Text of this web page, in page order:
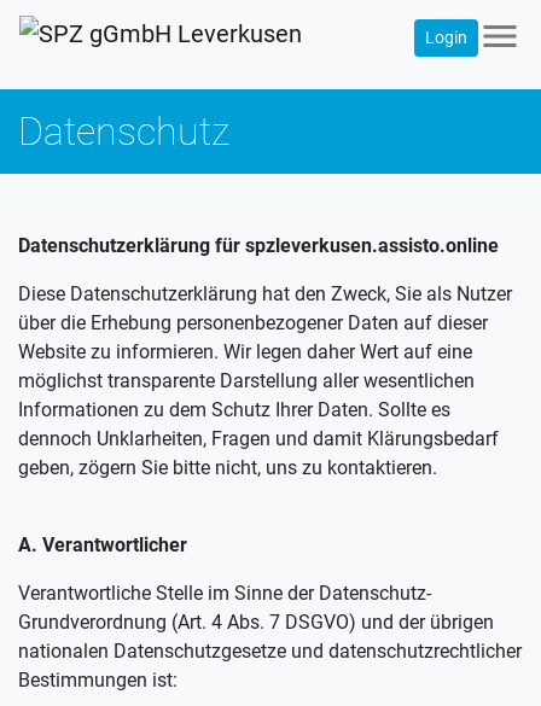
Login menu
Datenschutz
Datenschutzerklärung für spzleverkusen.assisto.online
Diese Datenschutzerklärung hat den Zweck, Sie als Nutzer
über die Erhebung personenbezogener Daten auf dieser
Website zu informieren. Wir legen daher Wert auf eine
möglichst transparente Darstellung aller wesentlichen
Informationen zu dem Schutz Ihrer Daten. Sollte es
dennoch Unklarheiten, Fragen und damit Klärungsbedarf
geben, zögern Sie bitte nicht, uns zu kontaktieren.
A. Verantwortlicher
Verantwortliche Stelle im Sinne der Datenschutz-
Grundverordnung (Art. 4 Abs. 7 DSGVO) und der übrigen
nationalen Datenschutzgesetze und datenschutzrechtlicher
Bestimmungen ist: